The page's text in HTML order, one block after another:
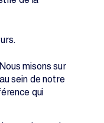
misons sur
sein de notre
qui